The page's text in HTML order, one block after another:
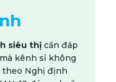
siêu thị cần đáp
kênh sỉ không
theo Nghị định